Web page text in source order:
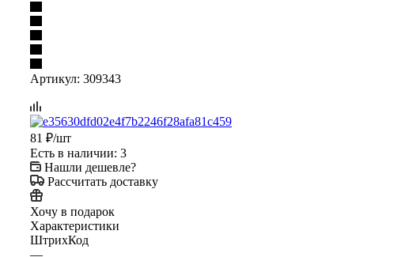
Артикул: 309343
81 ₽/шт
Есть в наличии: 3
Нашли дешевле?
Рассчитать доставку
Хочу в подарок
Характеристики
ШтрихКод
—